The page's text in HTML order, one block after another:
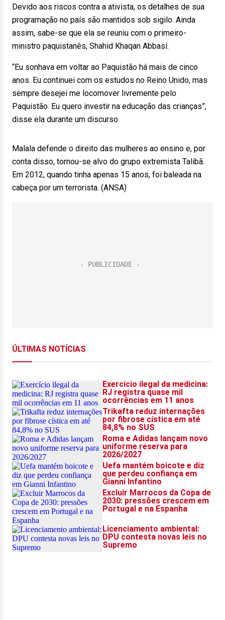
Devido aos riscos contra a ativista, os detalhes de sua
programação no país são mantidos sob sigilo. Ainda
assim, sabe-se que ela se reuniu com o primeiro-
ministro paquistanês, Shahid Khaqan Abbasi.
“Eu sonhava em voltar ao Paquistão há mais de cinco
anos. Eu continuei com os estudos no Reino Unido, mas
sempre desejei me locomover livremente pelo
Paquistão. Eu quero investir na educação das crianças”,
disse ela durante um discurso.
Malala defende o direito das mulheres ao ensino e, por
conta disso, tornou-se alvo do grupo extremista Talibã.
Em 2012, quando tinha apenas 15 anos, foi baleada na
cabeça por um terrorista. (ANSA)